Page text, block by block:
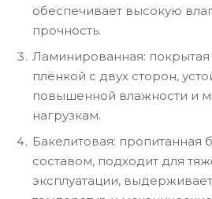
обеспечивает высокую
прочность.
Ламинированная: покрытая
плёнкой с двух сторон,
повышенной влажности и
нагрузкам.
Бакелитовая: пропитанная
составом, подходит для
эксплуатации,